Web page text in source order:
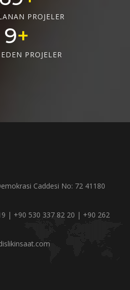
PROJELER
9
PROJELER
Caddesi No: 72 41180
| +90 530 337 82 20 | +90 262